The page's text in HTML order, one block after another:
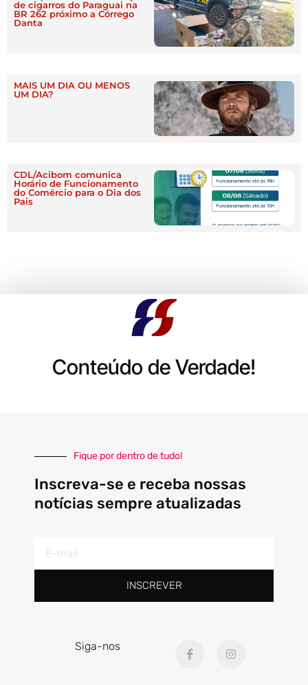
de cigarros do Paraguai na
BR 262 próximo a Córrego
Danta
MAIS UM DIA OU MENOS
UM DIA?
CDL/Acibom comunica
Horário de Funcionamento
do Comércio para o Dia dos
Pais
Conteúdo de Verdade!
Fique por dentro de tudo!
Inscreva-se e receba nossas
notícias sempre atualizadas
mail
INSCREVER
Siga-nos
a
n